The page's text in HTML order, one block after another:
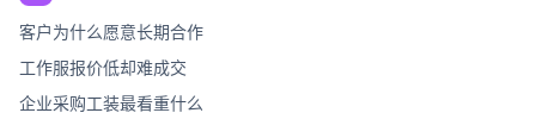
客户为什么愿意长期合作
工作服报价低却难成交
企业采购工装最看重什么